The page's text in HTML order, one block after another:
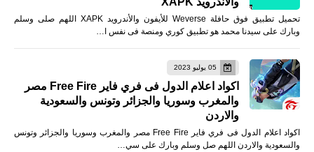
تحميل تطبيق فوق حافلة Weverse للأيفون والأندرويد XAPK اللهم صلى وسلم
وبارك على سيدنا محمد هو تطبيق كوري ومنصة فى نفس ا…
05 يوليو 2023
اكواد اعلام الدول فى فري فاير Free Fire مصر
والمغرب وسوريا والجزائر وتونس والسعودية
والاردن
اكواد اعلام الدول فى فري فاير Free Fire مصر والمغرب وسوريا والجزائر وتونس
والسعودية والاردن اللهم صل وسلم وبارك على سي…